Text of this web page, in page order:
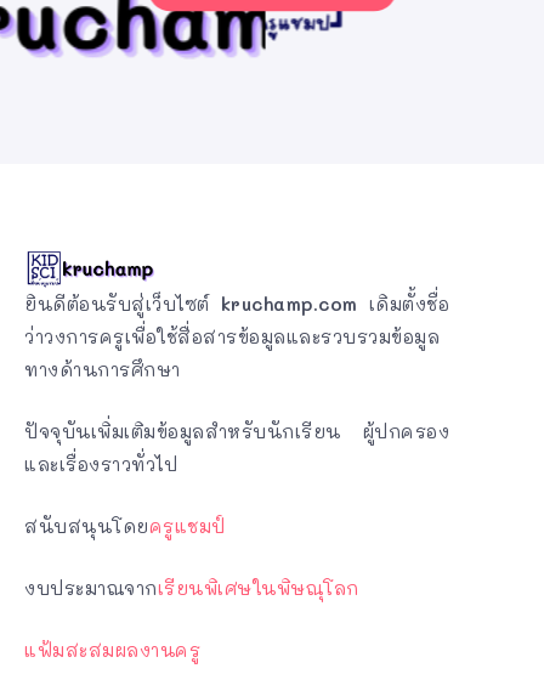
ยินดีต้อนรับสู่เว็บไซต์ kruchamp.com เดิมตั้งชื่อ
ว่าวงการครูเพื่อใช้สื่อสารข้อมูลและรวบรวมข้อมูล
ทางด้านการศึกษา
ปัจจุบันเพิ่มเติมข้อมูลสำหรับนักเรียน ผู้ปกครอง
และเรื่องราวทั่วไป
สนับสนุนโดยครูแชมป์
งบประมาณจากเรียนพิเศษในพิษณุโลก
แฟ้มสะสมผลงานครู